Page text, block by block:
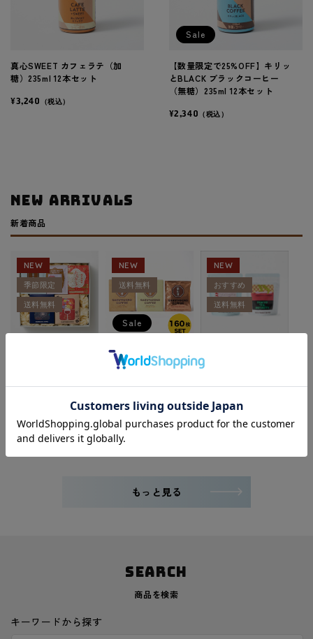
真心SWEET カフェラテ（加
糖）235ml 12本セット
¥3,240 （税込）
Sale
【数量限定で25%OFF】キリッ
とBLACK ブラックコーヒー
（無糖）235ml 12本セット
¥2,340 （税込）
NEW ARRIVALS
新着商品
NEW
季節限定
送料無料
火ブレンド】
（税込）
NEW
送料無料
Sale
[2024 New Year
Sale! ] Sarutahiko
Classic Drip Bag 30
pieces
¥18,000（税込）
NEW
おすすめ
送料無料
＜送料込み＞TOKYO
’til Infinityと浅煎り
コーヒー飲み比べセッ
ト
¥3,300（税込）
もっと見る
SEARCH
商品を検索
キーワードから探す